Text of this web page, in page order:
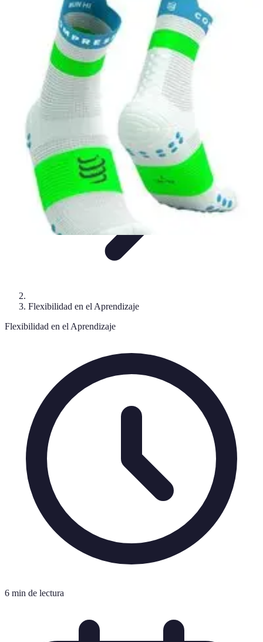
Formación a Distancia
Aprendizaje EfectivoComparativasPlataformas
Formación a Distancia
Flexibilidad en el Aprendizaje
Flexibilidad en el Aprendizaje
6 min de lectura